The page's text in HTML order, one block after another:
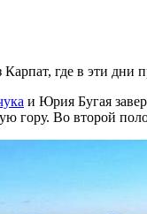
где в эти дни
и Юрия Бугая
гору. Во второй